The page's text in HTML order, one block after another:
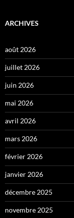
ARCHIVES
août 2026
juillet 2026
juin 2026
mai 2026
avril 2026
mars 2026
février 2026
janvier 2026
décembre 2025
novembre 2025